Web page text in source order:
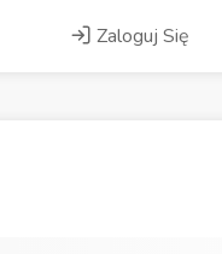
Zaloguj Się